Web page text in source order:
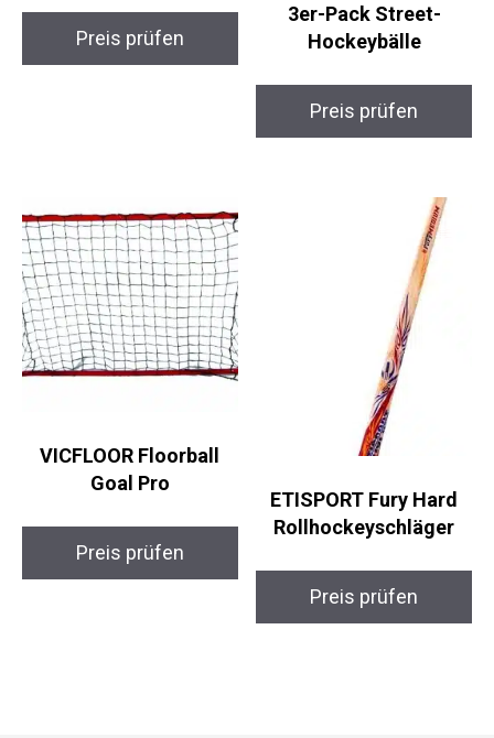
Preis prüfen
3er-Pack Street-
Hockeybälle
Preis prüfen
VICFLOOR Floorball
Goal Pro
Preis prüfen
ETISPORT Fury Hard
Rollhockeyschläger
Preis prüfen